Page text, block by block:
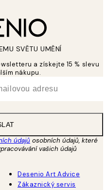
SVĚTU UMĚNÍ
a získejte 15 % slevu
nákupu.
údajů osobních údajů, které
vašich údajů
Desenio Art Advice
Zákaznický servis